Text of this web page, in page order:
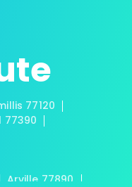
77120
77390
Arville 77890